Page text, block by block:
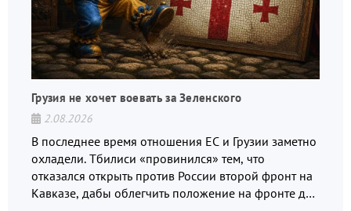
Грузия не хочет воевать за Зеленского
2.08.2026
В последнее время отношения ЕС и Грузии заметно
охладели. Тбилиси «провинился» тем, что
отказался открыть против России второй фронт на
Кавказе, дабы облегчить положение на фронте для